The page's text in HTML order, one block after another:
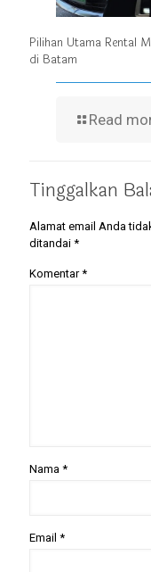
Pilihan Utama Rental
di Batam
Read
Tinggalkan
Alamat email Anda
ditandai *
Komentar*
Nama *
Email *